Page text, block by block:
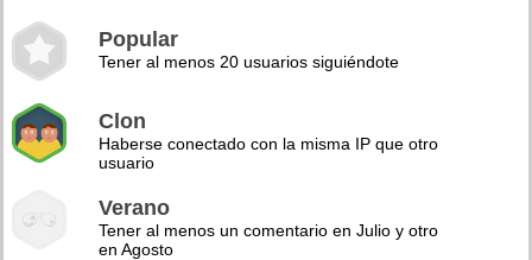
Popular
Tener al menos 20 usuarios siguiéndote
Clon
Haberse conectado con la misma IP que otro
usuario
Verano
Tener al menos un comentario en Julio y otro
en Agosto